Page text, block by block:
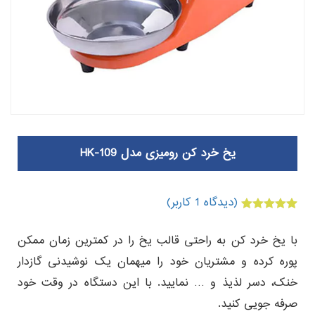
یخ خرد کن رومیزی مدل HK-109
امتیازدهی
مشتری
(دیدگاه 1 کاربر)
با یخ خرد کن به راحتی قالب یخ را در کمترین زمان ممکن
پوره کرده و مشتریان خود را میهمان یک نوشیدنی گازدار
خنک، دسر لذیذ و … نمایید. با این دستگاه در وقت خود
صرفه جویی کنید.